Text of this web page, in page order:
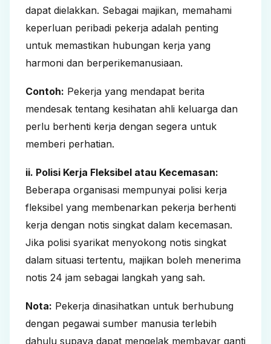
dapat dielakkan. Sebagai majikan, memahami
keperluan peribadi pekerja adalah penting
untuk memastikan hubungan kerja yang
harmoni dan berperikemanusiaan.
Contoh: Pekerja yang mendapat berita
mendesak tentang kesihatan ahli keluarga dan
perlu berhenti kerja dengan segera untuk
memberi perhatian.
ii. Polisi Kerja Fleksibel atau Kecemasan:
Beberapa organisasi mempunyai polisi kerja
fleksibel yang membenarkan pekerja berhenti
kerja dengan notis singkat dalam kecemasan.
Jika polisi syarikat menyokong notis singkat
dalam situasi tertentu, majikan boleh menerima
notis 24 jam sebagai langkah yang sah.
Nota: Pekerja dinasihatkan untuk berhubung
dengan pegawai sumber manusia terlebih
dahulu supaya dapat mengelak membayar ganti